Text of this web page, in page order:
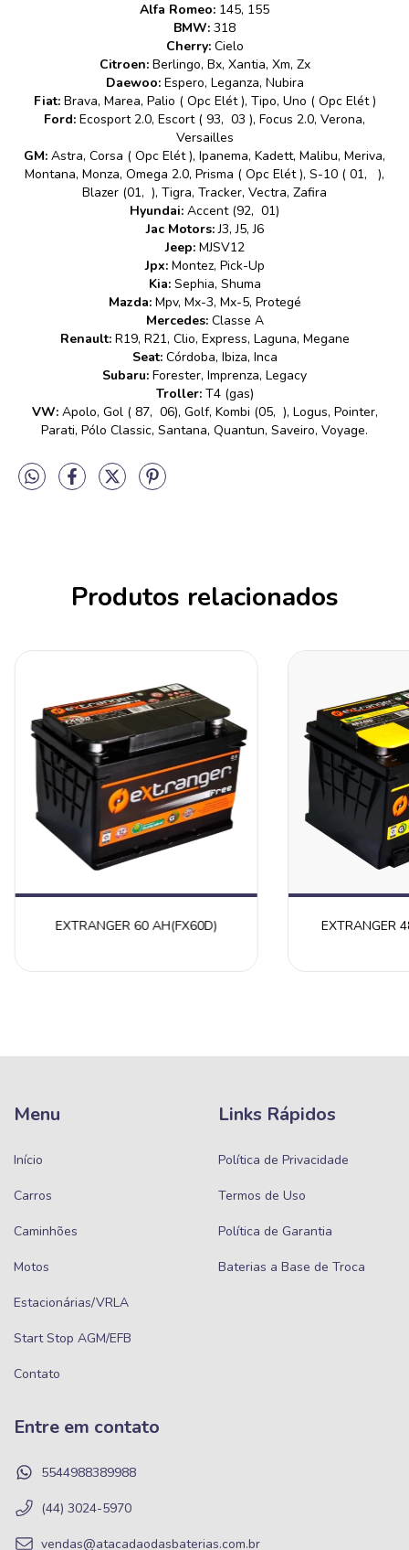
Alfa Romeo: 145, 155
BMW: 318
Cherry:Cielo
Citroen:Berlingo, Bx, Xantia, Xm, Zx
Daewoo:Espero, Leganza, Nubira
Fiat:Brava, Marea, Palio ( Opc Elét ), Tipo, Uno ( Opc Elét )
Ford: Ecosport 2.0, Escort ( 93, 03 ), Focus 2.0, Verona,
Versailles
GM: Astra, Corsa ( Opc Elét ), Ipanema, Kadett, Malibu, Meriva,
Montana, Monza, Omega 2.0, Prisma ( Opc Elét ), S-10 ( 01, ),
Blazer (01, ), Tigra, Tracker, Vectra, Zafira
Hyundai: Accent (92, 01)
Jac Motors:J3, J5, J6
Jeep: MJSV12
Jpx: Montez, Pick-Up
Kia: Sephia, Shuma
Mazda:Mpv, Mx-3, Mx-5, Protegé
Mercedes:Classe A
Renault:R19, R21, Clio, Express, Laguna, Megane
Seat:Córdoba, Ibiza, Inca
Subaru: Forester, Imprenza, Legacy
Troller:T4 (gas)
VW: Apolo, Gol ( 87, 06), Golf, Kombi (05, ), Logus, Pointer,
Parati, Pólo Classic, Santana, Quantun, Saveiro, Voyage.
Produtos relacionados
EXTRANGER 60 AH(FX60D) EXTRANGER
Menu
Início
Carros
Caminhões
Motos
Estacionárias/VRLA
Start Stop AGM/EFB
Contato
Links Rápidos
Política de Privacidade
Termos de Uso
Política de Garantia
Baterias a Base de Troca
Entre em contato
5544988389988
(44) 3024-5970
vendas@atacadaodasbaterias.com.br